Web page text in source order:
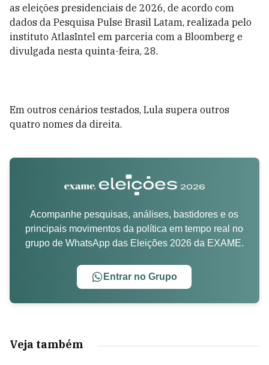
as eleições presidenciais de 2026, de acordo com
dados da Pesquisa Pulse Brasil Latam, realizada pelo
instituto AtlasIntel em parceria com a Bloomberg e
divulgada nesta quinta-feira, 28.
Em outros cenários testados, Lula supera outros
quatro nomes da direita.
Acompanhe pesquisas, análises, bastidores e os
principais movimentos da política em tempo real no
grupo de WhatsApp das Eleições 2026 da EXAME.
Entrar no Grupo
Veja também